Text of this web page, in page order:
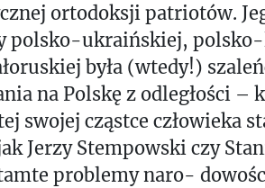
ortodoksji patriotów.
polsko-ukraińskiej,
była (wtedy!)
na Polskę z odległości –
swojej cząstce człowieka
Jerzy Stempowski czy
problemy naro-